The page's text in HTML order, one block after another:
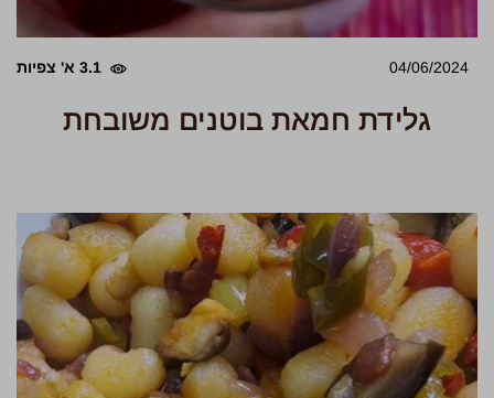
04/06/2024 3.1 א' צפיות
גלידת חמאת בוטנים משובחת